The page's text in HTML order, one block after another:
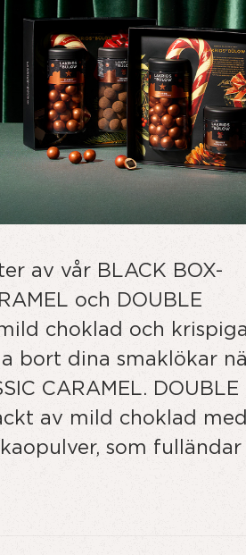
av vår BLACK BOX-
och DOUBLE
choklad och
bort dina smaklökar
CARAMEL. DOUBLE
av mild choklad
som fulländar